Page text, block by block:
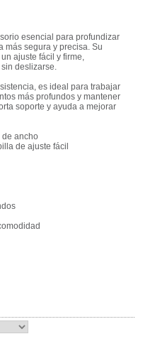
esencial para profundizar
más segura y precisa. Su
ajuste fácil y firme,
deslizarse.
es ideal para trabajar
más profundos y mantener
soporte y ayuda a mejorar
de ancho
de ajuste fácil